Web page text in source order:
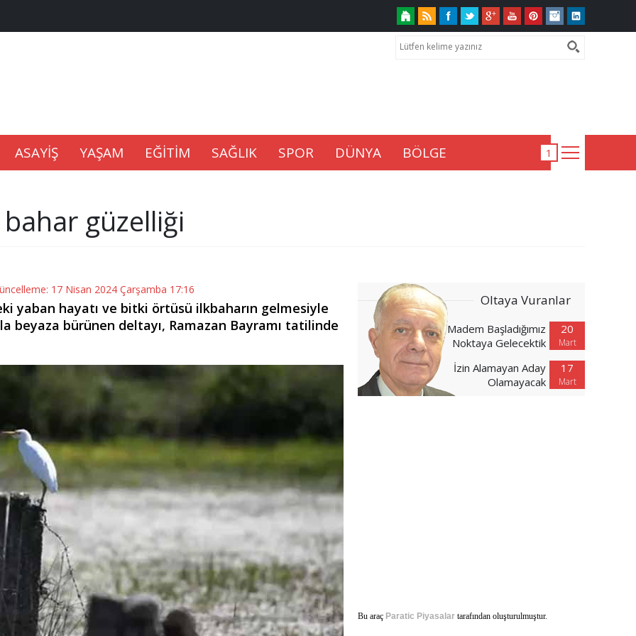
Kaldıramaz
Geliyor
ASAYİŞ YAŞAM EĞİTİM SAĞLIK SPOR DÜNYA BÖLGE
bahar güzelliği
17 Nisan 2024 Çarşamba 17:16
yaban hayatı ve bitki örtüsü ilkbaharın gelmesiyle
beyaza bürünen deltayı, Ramazan Bayramı tatilinde
Oltaya Vuranlar
20
Mart
Madem Başladığımız
Noktaya Gelecektik
17
Mart
İzin Alamayan Aday
Olamayacak
Bu araç Paratic Piyasalar tarafından oluşturulmuştur.